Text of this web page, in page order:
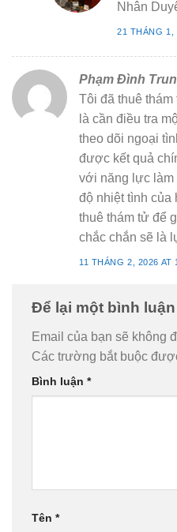
Nhân
21 THÁNG 1,
Phạm Đình
Tôi đã thuê
là cần điều tra
theo dõi ngoại
được kết quả
với năng lực làm
độ nhiệt tình của
thuê thám tử để
chắc chắn sẽ là
11 THÁNG 2, 2026 AT
Để lại một bình luận
Email của bạn sẽ không
Các trường bắt buộc
Bình luận *
Tên *